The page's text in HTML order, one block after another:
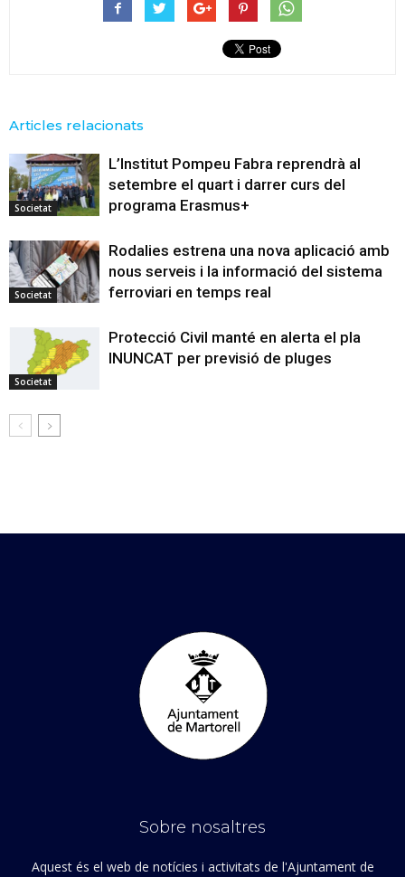
Articles relacionats
Societat
L’Institut Pompeu Fabra reprendrà al
setembre el quart i darrer curs del
programa Erasmus+
Societat
Rodalies estrena una nova aplicació amb
nous serveis i la informació del sistema
ferroviari en temps real
Societat
Protecció Civil manté en alerta el pla
INUNCAT per previsió de pluges
Sobre nosaltres
Aquest és el web de notícies i activitats de l'Ajuntament de